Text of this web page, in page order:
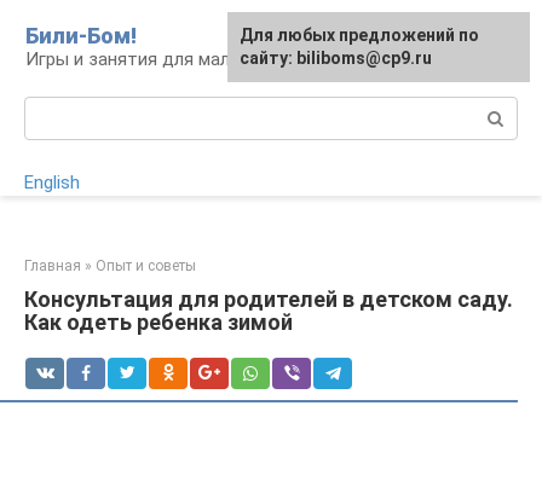
контенту
Били-Бом!
Игры и занятия для малышей и школьников
English
Главная » Опыт и советы
Консультация для родителей в детском саду.
Как одеть ребенка зимой
Для любых предложений по
сайту: biliboms@cp9.ru